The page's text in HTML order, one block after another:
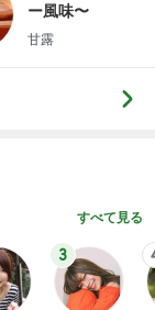
ー風味〜
甘露
すべて見る
3